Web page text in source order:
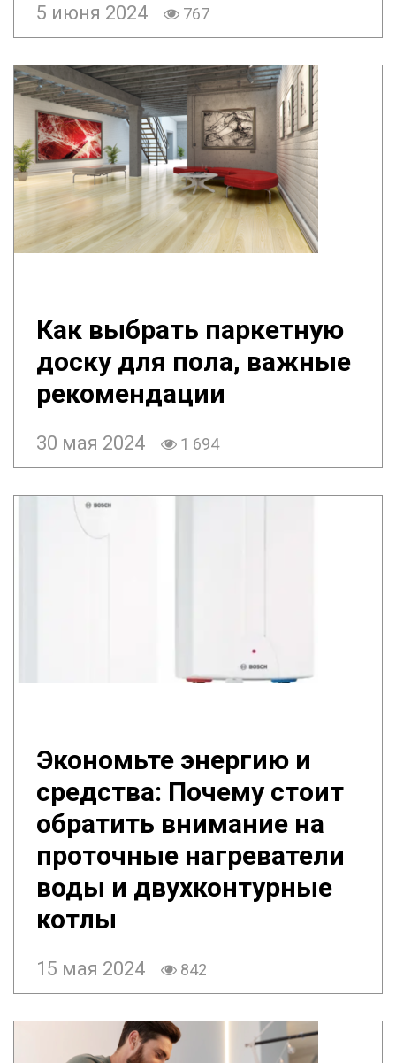
5 июня 2024 767
Как выбрать паркетную
доску для пола, важные
рекомендации
30 мая 2024 1 694
Экономьте энергию и
средства: Почему стоит
обратить внимание на
проточные нагреватели
воды и двухконтурные
котлы
15 мая 2024 842